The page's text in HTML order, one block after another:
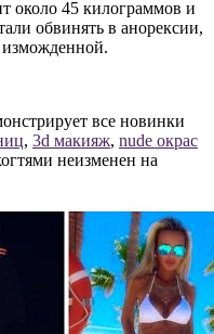
около 45 килограммов и
обвинять в анорексии,
изможденной.
все новинки
, 3d макияж, nude окрас
неизменен на